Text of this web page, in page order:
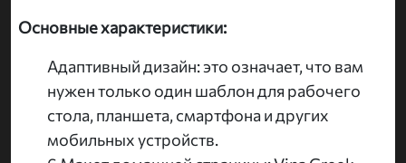
Основные характеристики:
Адаптивный дизайн: это означает, что вам
нужен только один шаблон для рабочего
стола, планшета, смартфона и других
мобильных устройств.